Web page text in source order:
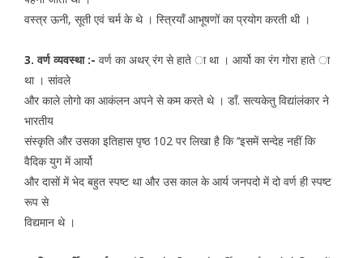
वस्त्र ऊनी, सूती एवं चर्म के थे । स्त्रियॉं आभूषणों का प्रयोग करती थी ।
3. वर्ण व्यवस्था :- वर्ण का अथर् रंग से हाते ा था । आर्यो का रंग गोरा हाते ा
था । सांवले
और काले लोगो का आकंलन अपने से कम करते थे । डॉं. सत्यकेतु विद्यांलंकार ने
भारतीय
संस्कृति और उसका इतिहास पृष्ठ 102 पर लिखा है कि ‘‘इसमें सन्देह नहीं कि
वैदिक युग में आर्यो
और दासों में भेद बहुत स्पष्ट था और उस काल के आर्य जनपदो में दो वर्ण ही स्पष्ट
रूप से
विद्यमान थे ।